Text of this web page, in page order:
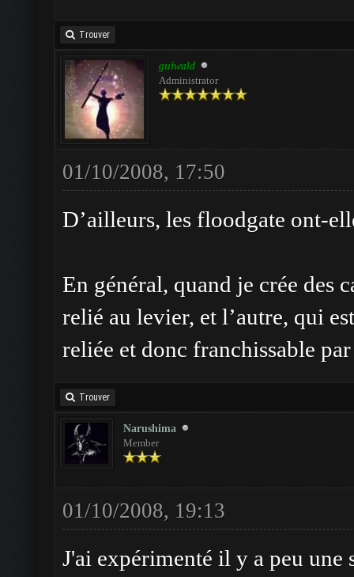
Trouver
guiwald
Administrator
01/10/2008, 17:50
D’ailleurs, les floodgate ont-
En général, quand je crée des
relié au levier, et l’autre, qui
reliée et donc franchissable
Trouver
Narushima
Member
01/10/2008, 19:13
J'ai expérimenté il y a peu